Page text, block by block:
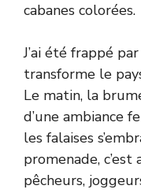
cabanes colorées.
J’ai été frappé
transforme le
Le matin, la
d’une ambiance
les falaises
promenade,
pêcheurs,